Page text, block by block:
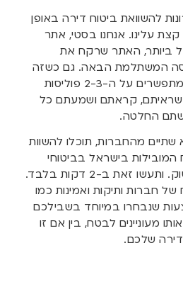
להשוואת ביטוח דירה באופן
עלינו. אנחנו בסטי, אתר
ביותר, האתר שרקח את
המשתלמת הבאה. גם כשזה
מגיע לביטוח דירה, לא מתפשרים על ה-2-3 פוליסות
קראתם ושמעתם כל
החלטה.
מהחברות, תוכלו להשוות
בישראל בביטוחי
דירות הפועלות כיום בשוק. ותעשו זאת ב-2 דקות בלבד.
חברות ותיקות ואמינות כמו
שנבחרו במיוחד בשבילכם
מעוניינים לבטח, בין אם זו
שלכם.